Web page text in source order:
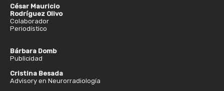
César Mauricio
Rodríguez Olivo
Colaborador
Periodístico
Bárbara Domb
Publicidad
Cristina Besada
Advisory en Neurorradiología